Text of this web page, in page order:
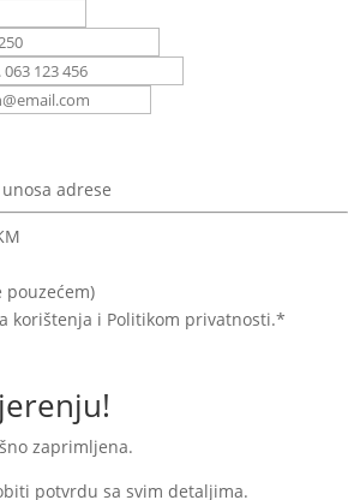
adrese
pouzećem)
korištenja i Politikom privatnosti.*
zaprimljena.
potvrdu sa svim detaljima.